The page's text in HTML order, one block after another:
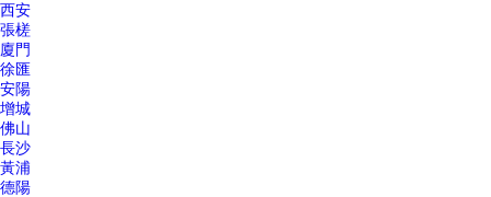
西安
張槎
廈門
徐匯
安陽
增城
佛山
長沙
黃浦
德陽